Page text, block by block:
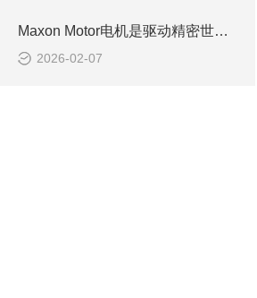
Maxon Motor电机是驱动精密世界的“瑞士心脏”
2026-02-07